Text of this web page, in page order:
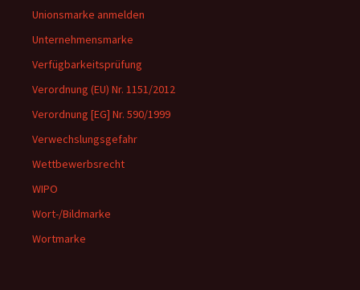
Unionsmarke anmelden
Unternehmensmarke
Verfügbarkeitsprüfung
Verordnung (EU) Nr. 1151/2012
Verordnung [EG] Nr. 590/1999
Verwechslungsgefahr
Wettbewerbsrecht
WIPO
Wort-/Bildmarke
Wortmarke